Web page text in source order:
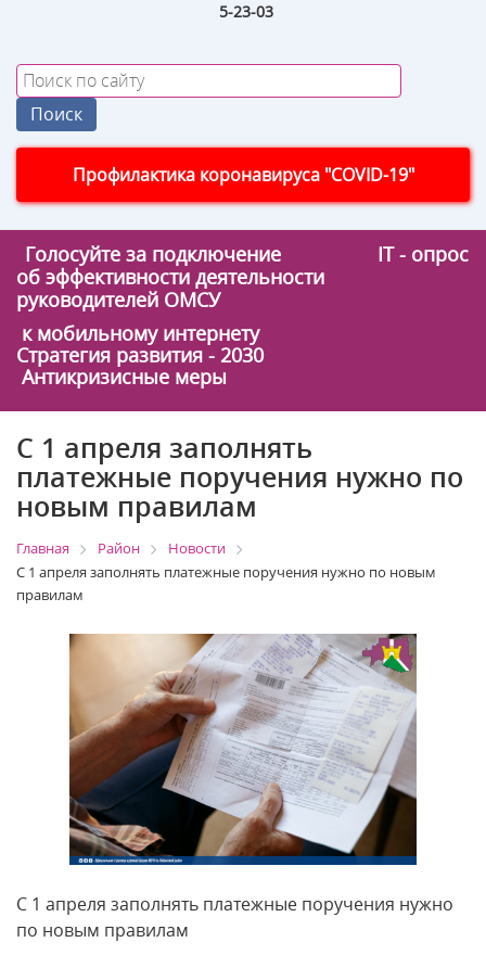
5-23-03
Профилактика коронавируса "COVID-19"
Голосуйте за подключение
IT - опрос
об эффективности деятельности
руководителей ОМСУ
к мобильному интернету
Стратегия развития - 2030
Антикризисные меры
С 1 апреля заполнять
платежные поручения нужно по
новым правилам
Главная Район
Новости
С 1 апреля заполнять платежные поручения нужно по новым
правилам
С 1 апреля заполнять платежные поручения нужно
по новым правилам